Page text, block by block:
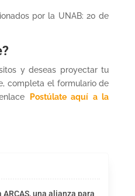
por la UNAB: 20 de
y deseas proyectar tu
completa el formulario de
Postúlate aquí a la
ARCAS, una alianza para